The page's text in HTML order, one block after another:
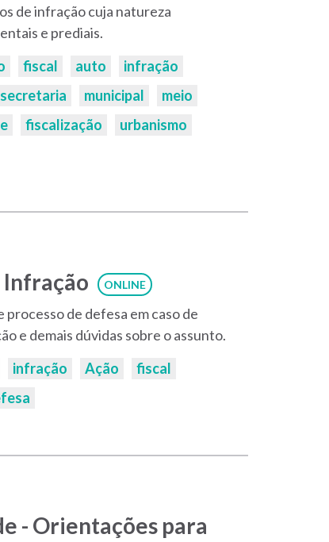
de infração cuja natureza
e prediais.
fiscal auto
infração
secretaria municipal
meio
fiscalização
urbanismo
Infração ONLINE
processo de defesa em caso de
e demais dúvidas sobre o assunto.
infração Ação
fiscal
- Orientações para